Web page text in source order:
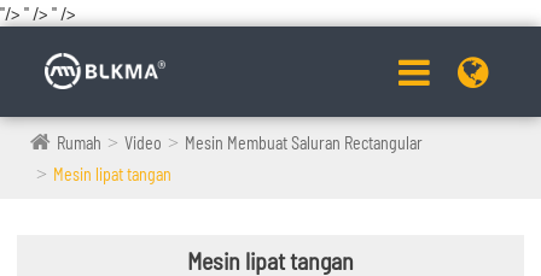
"/> " /> " />
Rumah Video
Mesin Membuat Saluran Rectangular
Mesin lipat tangan
Mesin lipat tangan